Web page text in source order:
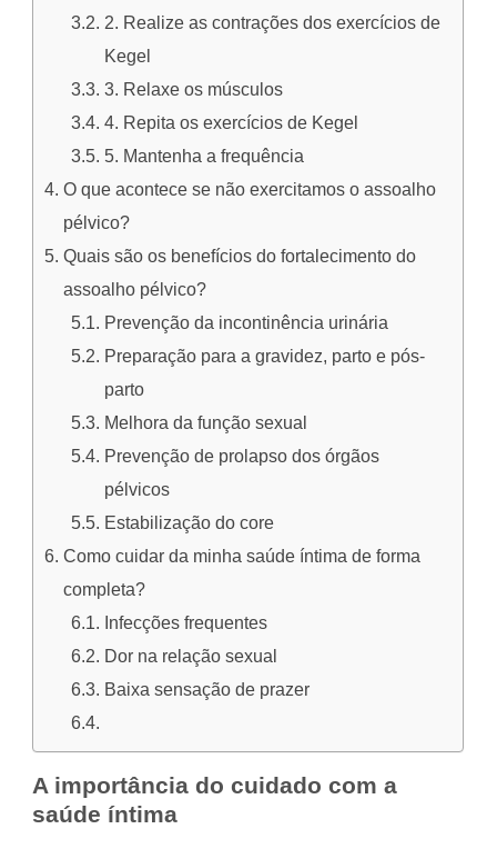
2. Realize as contrações dos exercícios de
Kegel
3. Relaxe os músculos
4. Repita os exercícios de Kegel
5. Mantenha a frequência
O que acontece se não exercitamos o assoalho
pélvico?
Quais são os benefícios do fortalecimento do
assoalho pélvico?
Prevenção da incontinência urinária
Preparação para a gravidez, parto e pós-
parto
Melhora da função sexual
Prevenção de prolapso dos órgãos
pélvicos
Estabilização do core
Como cuidar da minha saúde íntima de forma
completa?
Infecções frequentes
Dor na relação sexual
Baixa sensação de prazer
A importância do cuidado com a
saúde íntima